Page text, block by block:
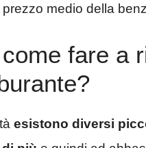
prezzo medio della
fare a
esistono diversi